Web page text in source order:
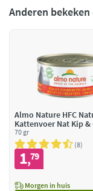
Anderen bekeken
Almo Nature HFC
Kattenvoer Nat Kip &
70 gr
8
1,79
Morgen in huis